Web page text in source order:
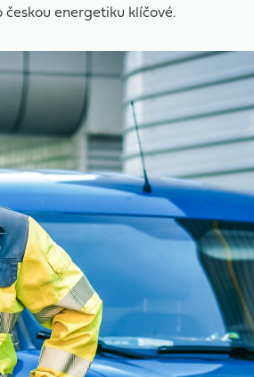
energetiku klíčové.